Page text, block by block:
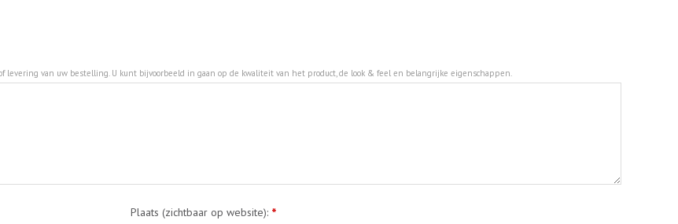
levering van uw bestelling. U kunt bijvoorbeeld in gaan op de kwaliteit van het product, de look & feel en belangrijke eigenschappen.
Plaats (zichtbaar op website): *